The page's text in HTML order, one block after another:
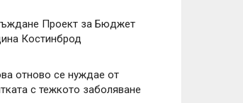
Проект за Бюджет
Костинброд
отново се нуждае от
с тежкото заболяване